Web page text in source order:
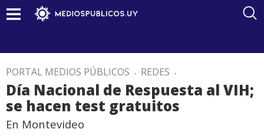
PORTAL MEDIOS PÚBLICOS . REDES .
Día Nacional de Respuesta al VIH;
se hacen test gratuitos
En Montevideo